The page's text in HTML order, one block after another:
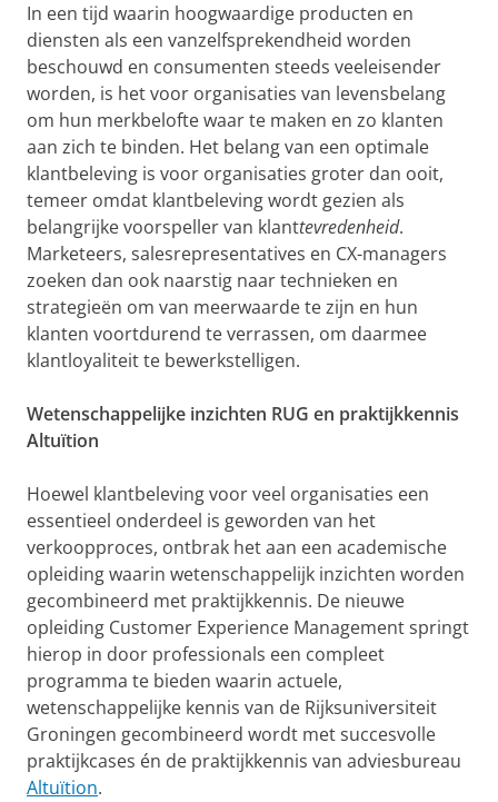
In een tijd waarin hoogwaardige producten en
diensten als een vanzelfsprekendheid worden
beschouwd en consumenten steeds veeleisender
worden, is het voor organisaties van levensbelang
om hun merkbelofte waar te maken en zo klanten
aan zich te binden. Het belang van een optimale
klantbeleving is voor organisaties groter dan ooit,
temeer omdat klantbeleving wordt gezien als
belangrijke voorspeller van klanttevredenheid.
Marketeers, salesrepresentatives en CX-managers
zoeken dan ook naarstig naar technieken en
strategieën om van meerwaarde te zijn en hun
klanten voortdurend te verrassen, om daarmee
klantloyaliteit te bewerkstelligen.
Wetenschappelijke inzichten RUG en praktijkkennis
Altuïtion
Hoewel klantbeleving voor veel organisaties een
essentieel onderdeel is geworden van het
verkoopproces, ontbrak het aan een academische
opleiding waarin wetenschappelijk inzichten worden
gecombineerd met praktijkkennis. De nieuwe
opleiding Customer Experience Management springt
hierop in door professionals een compleet
programma te bieden waarin actuele,
wetenschappelijke kennis van de Rijksuniversiteit
Groningen gecombineerd wordt met succesvolle
praktijkcases én de praktijkkennis van adviesbureau
Altuïtion.